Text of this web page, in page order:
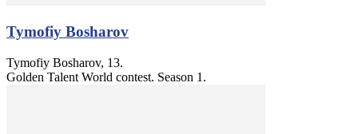
Tymofiy Bosharov
Tymofiy Bosharov, 13.
Golden Talent World contest. Season 1.